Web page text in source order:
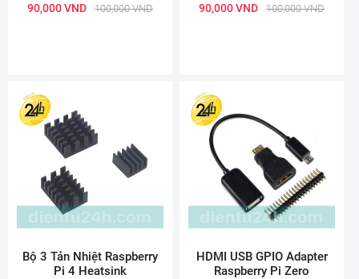
90,000 VND 100,000 VND 90,000 VND 100,000 VND
Bộ 3 Tản Nhiệt Raspberry
Pi 4 Heatsink
HDMI USB GPIO Adapter
Raspberry Pi Zero